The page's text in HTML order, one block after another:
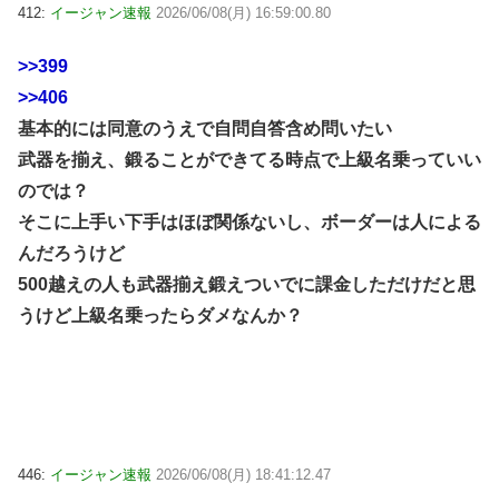
412: イージャン速報 2026/06/08(月) 16:59:00.80
>>399
>>406
基本的には同意のうえで自問自答含め問いたい
武器を揃え、鍛ることができてる時点で上級名乗っていい
のでは？
そこに上手い下手はほぼ関係ないし、ボーダーは人による
んだろうけど
500越えの人も武器揃え鍛えついでに課金しただけだと思
うけど上級名乗ったらダメなんか？
446: イージャン速報 2026/06/08(月) 18:41:12.47